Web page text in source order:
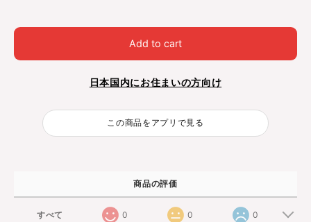
Add to cart
日本国内にお住まいの方向け
この商品をアプリで見る
商品の評価
すべて 0 0 0